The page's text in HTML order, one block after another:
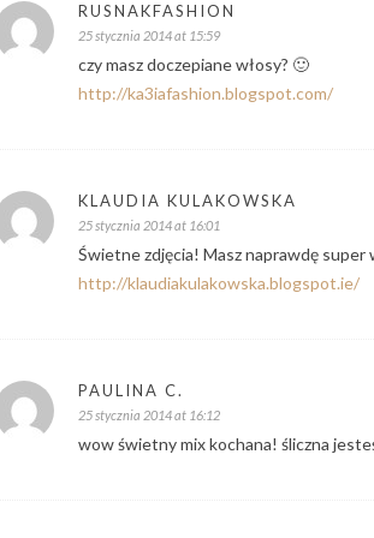
RUSNAKFASHION
25 stycznia 2014 at 15:59
czy masz doczepiane włosy? 🙂
http://ka3iafashion.blogspot.com/
KLAUDIA KULAKOWSKA
25 stycznia 2014 at 16:01
Świetne zdjęcia! Masz naprawdę super
http://klaudiakulakowska.blogspot.ie/
PAULINA C.
25 stycznia 2014 at 16:12
wow świetny mix kochana! śliczna